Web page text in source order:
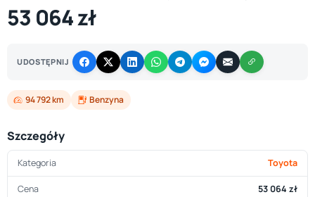
53 064 zł
UDOSTĘPNIJ
94 792 km Benzyna
Szczegóły
Kategoria Toyota
Cena 53 064 zł